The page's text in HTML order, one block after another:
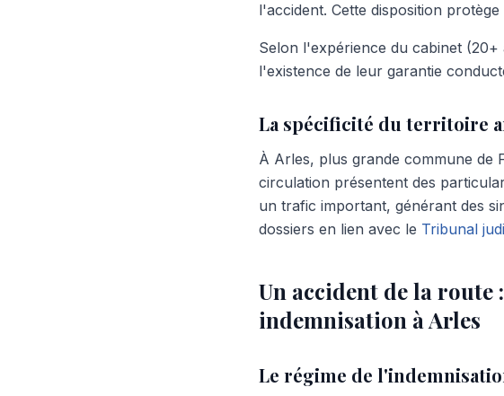
l'accident. Cette disposition
Selon l'expérience du cabinet
l'existence de leur garantie
La spécificité du territoire
À Arles, plus grande commune de
circulation présentent des
un trafic important, générant des
dossiers en lien avec le Tribunal
Un accident de la
indemnisation à Arles
Le régime de